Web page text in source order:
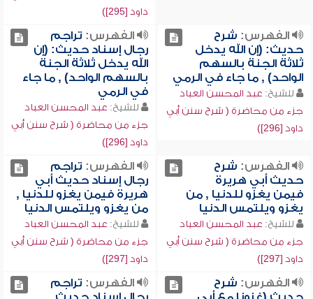
داود [295])
الفهرس: شرح
حديث: (إن الله يدخل
ثلاثة الجنة بالسهم
الواحد) , ما جاء في الرمي
للشيخ: عبد المحسن العباد
جزء من محاضرة ( شرح سنن أبي
داود [296])
الفهرس: تراجم
رجال إسناد حديث: (إن
الله يدخل ثلاثة الجنة
بالسهم الواحد) , ما جاء
في الرمي
للشيخ: عبد المحسن العباد
جزء من محاضرة ( شرح سنن أبي
داود [296])
الفهرس: شرح
حديث أبي هريرة
فيمن يغزو للدنيا , من
يغزو ويلتمس الدنيا
للشيخ: عبد المحسن العباد
جزء من محاضرة ( شرح سنن أبي
داود [297])
الفهرس: تراجم
رجال إسناد حديث أبي
هريرة فيمن يغزو للدنيا ,
من يغزو ويلتمس الدنيا
للشيخ: عبد المحسن العباد
جزء من محاضرة ( شرح سنن أبي
داود [297])
الفهرس: شرح
الفهرس: تراجم